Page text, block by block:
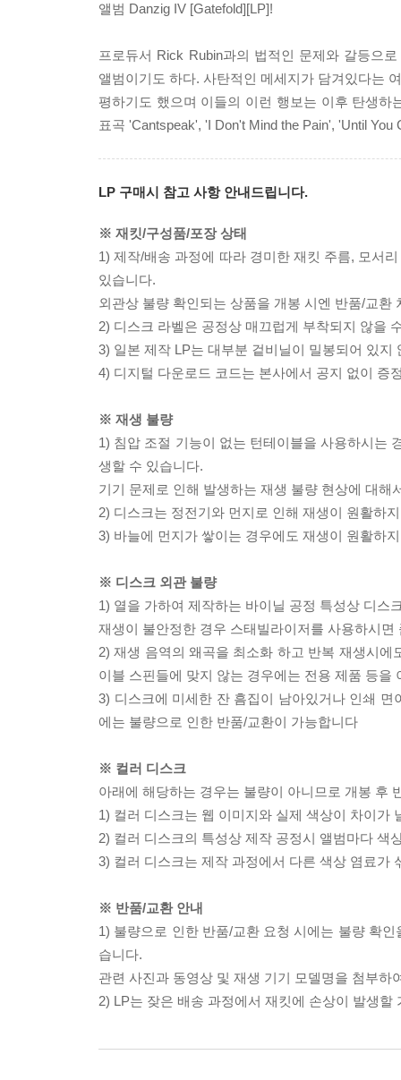
앨범 Danzig IV [Gatefold][LP]!
프로듀서 Rick Rubin과의 법적인 문제와 갈등으
앨범이기도 하다. 사탄적인 메세지가 담겨있다는
평하기도 했으며 이들의 이런 행보는 이후 탄생
표곡 'Cantspeak', 'I Don't Mind the Pain', 'Until You
LP 구매시 참고 사항 안내드립니다.
※ 재킷/구성품/포장 상태
1) 제작/배송 과정에 따라 경미한 재킷 주름, 모서
있습니다.
외관상 불량 확인되는 상품을 개봉 시엔 반품/교환
2) 디스크 라벨은 공정상 매끄럽게 부착되지 않을
3) 일본 제작 LP는 대부분 겉비닐이 밀봉되어 있지
4) 디지털 다운로드 코드는 본사에서 공지 없이 증
※ 재생 불량
1) 침압 조절 기능이 없는 턴테이블을 사용하시는
생할 수 있습니다.
기기 문제로 인해 발생하는 재생 불량 현상에 대
2) 디스크는 정전기와 먼지로 인해 재생이 원활하
3) 바늘에 먼지가 쌓이는 경우에도 재생이 원활하
※ 디스크 외관 불량
1) 열을 가하여 제작하는 바이닐 공정 특성상 디스
재생이 불안정한 경우 스태빌라이저를 사용하시
2) 재생 음역의 왜곡을 최소화 하고 반복 재생시
이블 스핀들에 맞지 않는 경우에는 전용 제품 등
3) 디스크에 미세한 잔 흠집이 남아있거나 인쇄
에는 불량으로 인한 반품/교환이 가능합니다
※ 컬러 디스크
아래에 해당하는 경우는 불량이 아니므로 개봉 후
1) 컬러 디스크는 웹 이미지와 실제 색상이 차이가
2) 컬러 디스크의 특성상 제작 공정시 앨범마다 색
3) 컬러 디스크는 제작 과정에서 다른 색상 염료가
※ 반품/교환 안내
1) 불량으로 인한 반품/교환 요청 시에는 불량 확
습니다.
관련 사진과 동영상 및 재생 기기 모델명을 첨부하
2) LP는 잦은 배송 과정에서 재킷에 손상이 발생